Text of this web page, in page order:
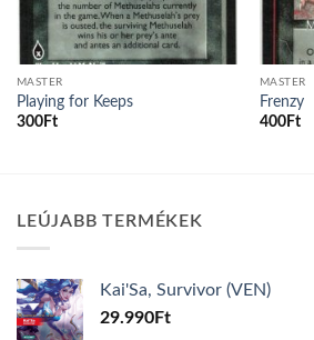
MASTER
Playing for Keeps
300Ft
MASTER
Frenzy
400Ft
LEÚJABB TERMÉKEK
Kai'Sa, Survivor (VEN)
29.990Ft